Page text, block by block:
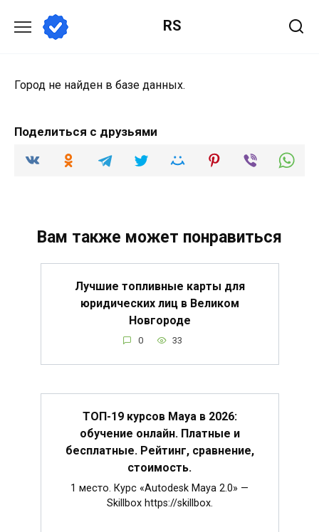
содержанию
RS
Город не найден в базе данных.
Поделиться с друзьями
Вам также может понравиться
Лучшие топливные карты для
юридических лиц в Великом
Новгороде
0 33
ТОП-19 курсов Maya в 2026:
обучение онлайн. Платные и
бесплатные. Рейтинг, сравнение,
стоимость.
1 место. Курс «Autodesk Maya 2.0» —
Skillbox https://skillbox.